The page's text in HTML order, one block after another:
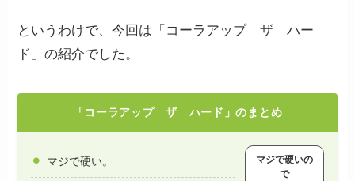
というわけで、今回は「コーラアップ ザ ハー
ド」の紹介でした。
「コーラアップ ザ ハード」のまとめ
マジで硬い。
マジで硬いの
で